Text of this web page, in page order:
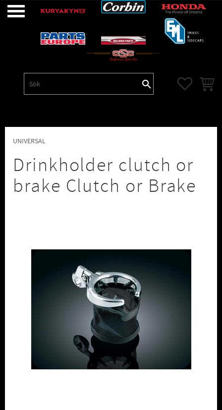
UNIVERSAL
Drinkholder clutch or
brake Clutch or Brake